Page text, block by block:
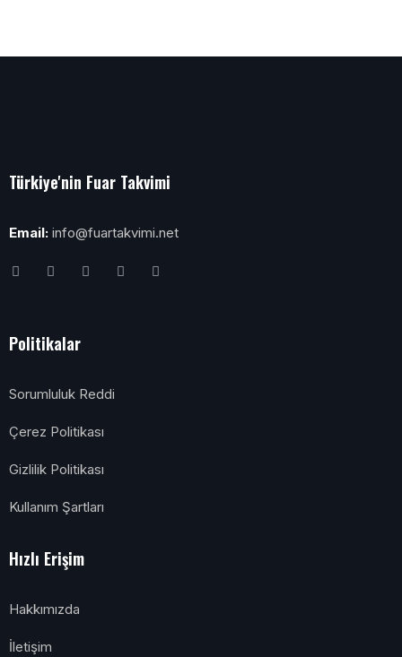
Türkiye'nin Fuar Takvimi
Email: info@fuartakvimi.net
Politikalar
Sorumluluk Reddi
Çerez Politikası
Gizlilik Politikası
Kullanım Şartları
Hızlı Erişim
Hakkımızda
İletişim